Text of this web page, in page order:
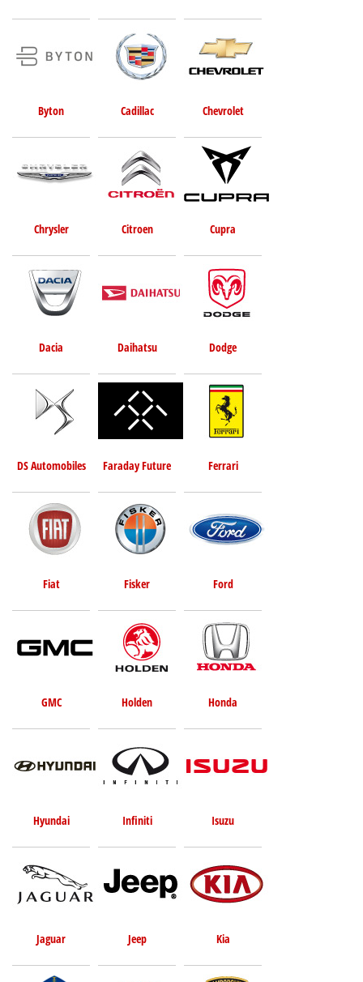
Byton Cadillac Chevrolet
Chrysler Citroen Cupra
Dacia Daihatsu Dodge
DS Automobiles Faraday Future Ferrari
Fiat Fisker Ford
GMC Holden Honda
Hyundai Infiniti Isuzu
Jaguar Jeep Kia